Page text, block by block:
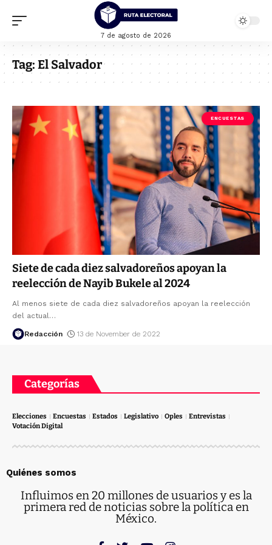
7 de agosto de 2026
Tag: El Salvador
ENCUESTAS
Siete de cada diez salvadoreños apoyan la
reelección de Nayib Bukele al 2024
Al menos siete de cada diez salvadoreños apoyan la reelección
del actual …
Redacción 13 de November de 2022
Categorías
Elecciones Encuestas Estados Legislativo Oples
Entrevistas
Votación Digital
Quiénes somos
Influimos en 20 millones de usuarios y es la
primera red de noticias sobre la política en
México.